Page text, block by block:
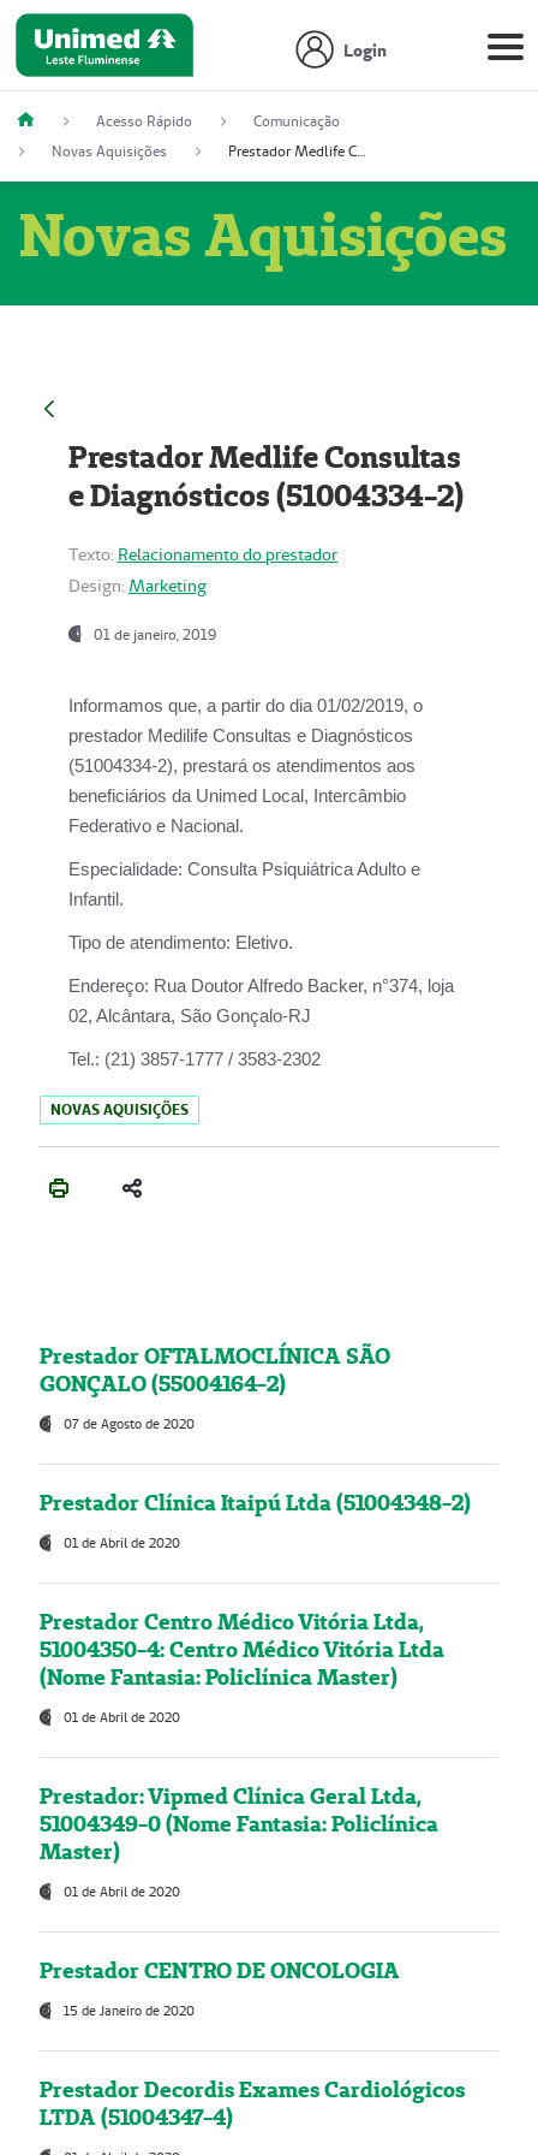
Login
Acesso Rápido
Comunicação
Novas Aquisições
Prestador Medlife Consultas e Diagnósticos (51004334-2)
Novas Aquisições
Prestador Medlife Consultas
e Diagnósticos (51004334-2)
Texto: Relacionamento do prestador
Design: Marketing
01 de janeiro, 2019
Informamos que, a partir do dia 01/02/2019, o
prestador Medilife Consultas e Diagnósticos
(51004334-2), prestará os atendimentos aos
beneficiários da Unimed Local, Intercâmbio
Federativo e Nacional.
Especialidade: Consulta Psiquiátrica Adulto e
Infantil.
Tipo de atendimento: Eletivo.
Endereço: Rua Doutor Alfredo Backer, n°374, loja
02, Alcântara, São Gonçalo-RJ
Tel.: (21) 3857-1777 / 3583-2302
NOVAS AQUISIÇÕES
Prestador OFTALMOCLÍNICA SÃO
GONÇALO (55004164-2)
07 de Agosto de 2020
Prestador Clínica Itaipú Ltda (51004348-2)
01 de Abril de 2020
Prestador Centro Médico Vitória Ltda,
51004350-4: Centro Médico Vitória Ltda
(Nome Fantasia: Policlínica Master)
01 de Abril de 2020
Prestador: Vipmed Clínica Geral Ltda,
51004349-0 (Nome Fantasia: Policlínica
Master)
01 de Abril de 2020
Prestador CENTRO DE ONCOLOGIA
15 de Janeiro de 2020
Prestador Decordis Exames Cardiológicos
LTDA (51004347-4)